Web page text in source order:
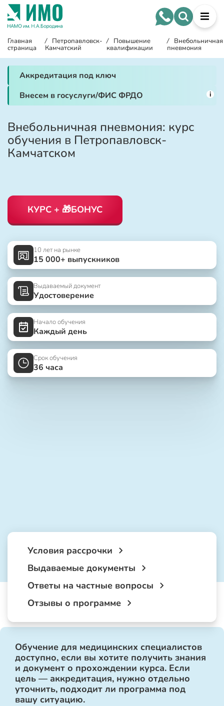
Главная
страница
/ Петропавловск-
Камчатский
/ Повышение
квалификации
/ Внебольничная
пневмония
Аккредитация под ключ
Внесем в госуслуги/ФИС ФРДО
i
Внебольничная пневмония: курс
обучения в Петропавловск-
Камчатском
КУРС + 🎁БОНУС
10 лет на рынке
15 000+ выпускников
Выдаваемый документ
Удостоверение
Начало обучения
Каждый день
Срок обучения
36 часа
Условия рассрочки
Выдаваемые документы
Ответы на частные вопросы
Отзывы о программе
Обучение для медицинских специалистов
доступно, если вы хотите получить знания
и документ о прохождении курса. Если
цель — аккредитация, нужно отдельно
уточнить, подходит ли программа под
вашу ситуацию.